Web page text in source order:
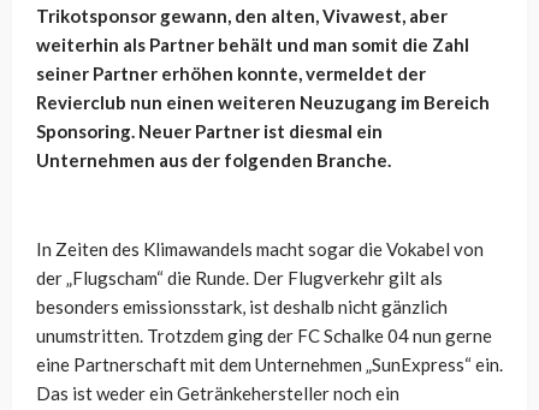
Trikotsponsor gewann, den alten, Vivawest, aber
weiterhin als Partner behält und man somit die Zahl
seiner Partner erhöhen konnte, vermeldet der
Revierclub nun einen weiteren Neuzugang im Bereich
Sponsoring. Neuer Partner ist diesmal ein
Unternehmen aus der folgenden Branche.
In Zeiten des Klimawandels macht sogar die Vokabel von
der „Flugscham“ die Runde. Der Flugverkehr gilt als
besonders emissionsstark, ist deshalb nicht gänzlich
unumstritten. Trotzdem ging der FC Schalke 04 nun gerne
eine Partnerschaft mit dem Unternehmen „SunExpress“ ein.
Das ist weder ein Getränkehersteller noch ein